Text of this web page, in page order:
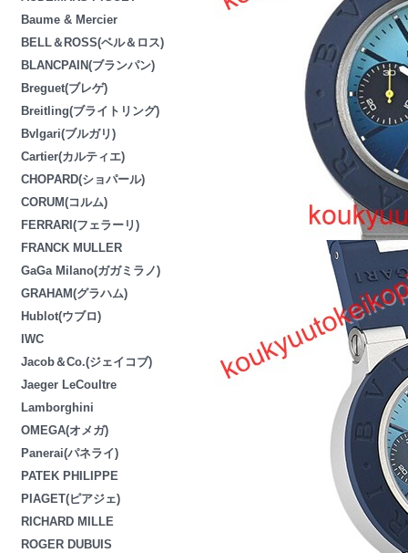
Baume & Mercier
BELL＆ROSS(ベル＆ロス)
BLANCPAIN(ブランパン)
Breguet(ブレゲ)
Breitling(ブライトリング)
Bvlgari(ブルガリ)
Cartier(カルティエ)
CHOPARD(ショパール)
CORUM(コルム)
FERRARI(フェラーリ)
FRANCK MULLER
GaGa Milano(ガガミラノ)
GRAHAM(グラハム)
Hublot(ウブロ)
IWC
Jacob＆Co.(ジェイコブ)
Jaeger LeCoultre
Lamborghini
OMEGA(オメガ)
Panerai(パネライ)
PATEK PHILIPPE
PIAGET(ピアジェ)
RICHARD MILLE
ROGER DUBUIS